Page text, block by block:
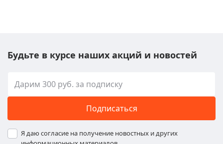
Будьте в курсе наших акций и новостей
Подписаться
Я даю согласие на получение новостных и других